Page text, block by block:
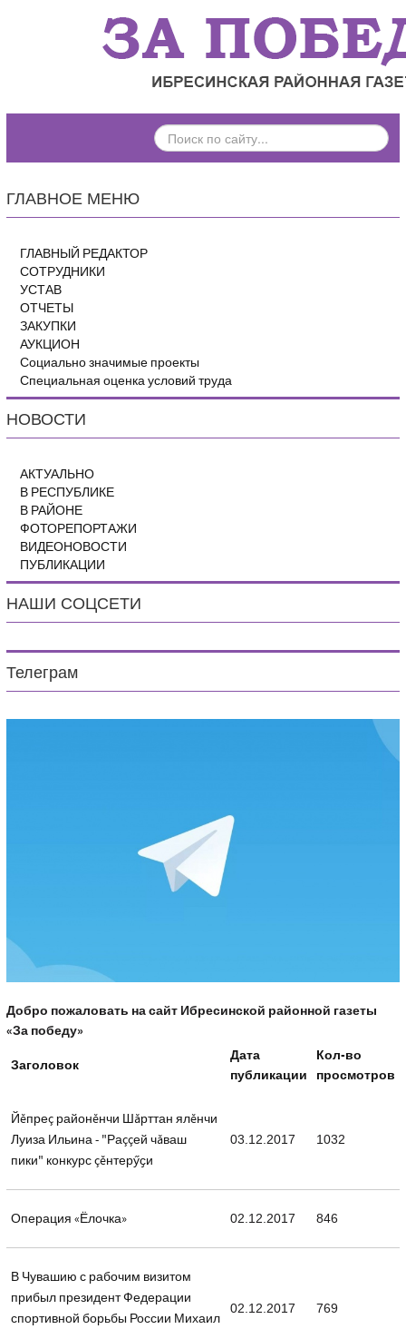
ПОИСК
ПО
ГЛАВНОЕ МЕНЮ
ГЛАВНЫЙ РЕДАКТОР
СОТРУДНИКИ
УСТАВ
ОТЧЕТЫ
ЗАКУПКИ
АУКЦИОН
Социально значимые проекты
Специальная оценка условий труда
НОВОСТИ
АКТУАЛЬНО
В РЕСПУБЛИКЕ
В РАЙОНЕ
ФОТОРЕПОРТАЖИ
ВИДЕОНОВОСТИ
ПУБЛИКАЦИИ
НАШИ СОЦСЕТИ
Телеграм
Добро пожаловать на сайт Ибресинской районной газеты
«За победу»
Заголовок
Дата
публикации
Кол-во
просмотров
Йĕпреç районĕнчи Шăрттан ялĕнчи
Луиза Ильина - "Раççей чăваш
пики" конкурс çĕнтерӳҫи
03.12.2017 1032
Операция «Ёлочка» 02.12.2017 846
В Чувашию с рабочим визитом
прибыл президент Федерации
спортивной борьбы России Михаил
02.12.2017 769